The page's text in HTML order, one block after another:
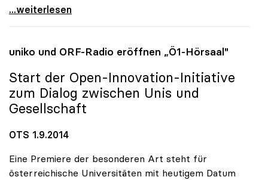
Uni-Budget: Rektoren für „Investitionen in
...weiterlesen
uniko und ORF-Radio eröffnen „Ö1-Hörsaal"
Start der Open-Innovation-Initiative
zum Dialog zwischen Unis und
Gesellschaft
OTS 1.9.2014
Eine Premiere der besonderen Art steht für
österreichische Universitäten mit heutigem Datum